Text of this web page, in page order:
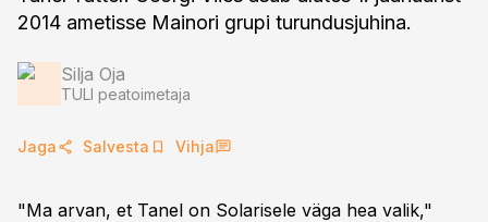
2014 ametisse Mainori grupi turundusjuhina.
Silja Oja
TULI peatoimetaja
Jaga Salvesta Vihja
"Ma arvan, et Tanel on Solarisele väga hea valik,"